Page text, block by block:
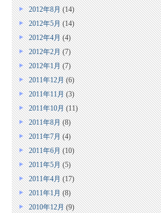
2012年8月(14)
2012年5月(14)
2012年4月(4)
2012年2月(7)
2012年1月(7)
2011年12月(6)
2011年11月(3)
2011年10月(11)
2011年8月(8)
2011年7月(4)
2011年6月(10)
2011年5月(5)
2011年4月(17)
2011年1月(8)
2010年12月(9)